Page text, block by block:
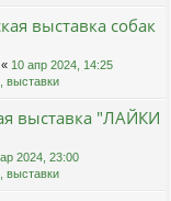
выставка собак
« 10 апр 2024, 14:25
выставки
выставка "ЛАЙКИ
2024, 23:00
выставки